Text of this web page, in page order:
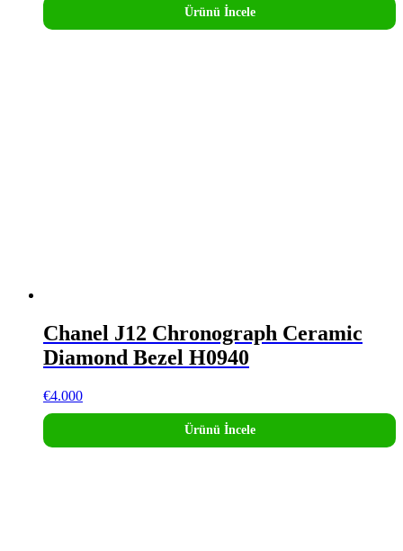
Ürünü İncele
Chanel J12 Chronograph Ceramic
Diamond Bezel H0940
€4.000
Ürünü İncele